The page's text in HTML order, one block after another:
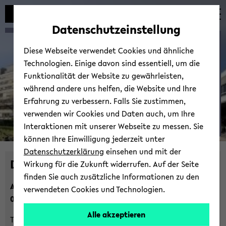
Automatische
vermeiden
zum
wechseln
zum
wechseln
zum
wechseln
Tech­no­lo­gies
Prof.
Dr.
Kevin
Tier­
ney
© Uni­ver­si­tät Bie­le­feld
De­cis­i­on and Ope­ra­ti­on Tech­no­lo­gies
At­ten­ti­on: I am mo­ving to theUni­ver­si­ty of Vi­en­na
01.10.2025.
Thank you to all the great stu­dents and col­le­agues at
Datenschutzeinstellung
Diese Webseite verwendet Cookies und ähnliche
Technologien. Einige davon sind essentiell, um die
Funktionalität der Website zu gewährleisten,
während andere uns helfen, die Website und Ihre
Erfahrung zu verbessern. Falls Sie zustimmen,
verwenden wir Cookies und Daten auch, um Ihre
Interaktionen mit unserer Webseite zu messen. Sie
können Ihre Einwilligung jederzeit unter
Datenschutzerklärung einsehen und mit der
Wirkung für die Zukunft widerrufen. Auf der Seite
finden Sie auch zusätzliche Informationen zu den
verwendeten Cookies und Technologien.
Alle akzeptieren